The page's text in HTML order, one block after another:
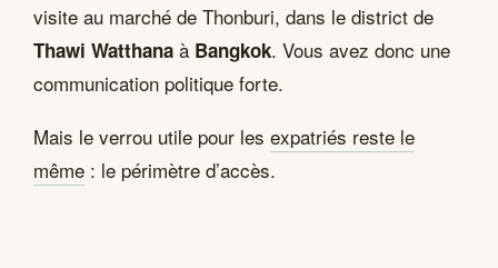
visite au marché de Thonburi, dans le district de
Thawi Watthana à Bangkok. Vous avez donc une
communication politique forte.
Mais le verrou utile pour les expatriés reste le
même : le périmètre d’accès.